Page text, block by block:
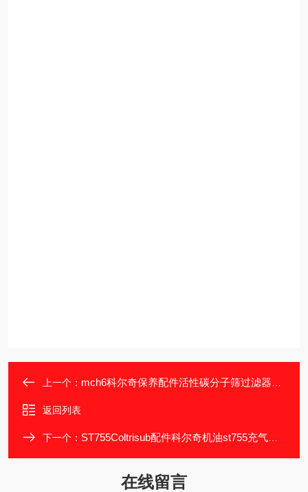
上一个： mch6科尔奇保养配件活性碳分子筛过滤器油滤
返回列表
下一个： ST755Coltrisub配件科尔奇机油st755充气泵润滑油
在线留言